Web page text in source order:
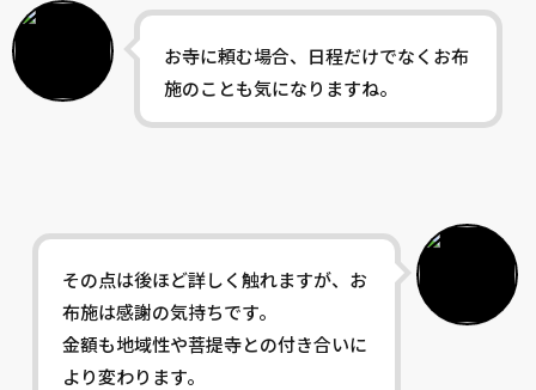
お寺に頼む場合、日程だけでなくお布
施のことも気になりますね。
その点は後ほど詳しく触れますが、お
布施は感謝の気持ちです。
金額も地域性や菩提寺との付き合いに
より変わります。